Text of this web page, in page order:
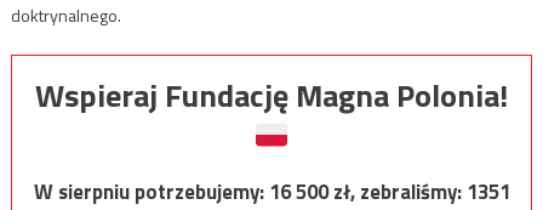
doktrynalnego.
Wspieraj Fundację Magna Polonia!
W sierpniu potrzebujemy:16 500zł, zebraliśmy:1351